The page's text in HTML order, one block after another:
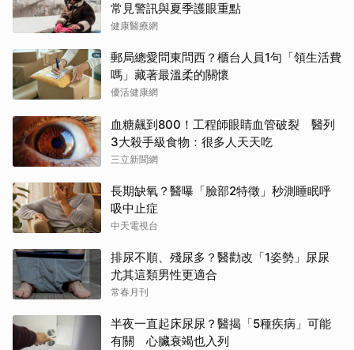
常見警訊與夏季護眼重點
健康醫療網
郵局總愛問東問西？櫃台人員1句「領生活費
嗎」藏著最溫柔的關懷
優活健康網
血糖飆到800！工程師眼睛血管破裂 醫列
3大殺手級食物：很多人天天吃
三立新聞網
長期缺氧？醫曝「臉部2特徵」秒測睡眠呼
吸中止症
中天電視台
排尿不順、殘尿多？醫勸改「1姿勢」尿尿
尤其這類男性更適合
常春月刊
半夜一直起床尿尿？醫揭「5種疾病」可能
有關 心臟衰竭也入列